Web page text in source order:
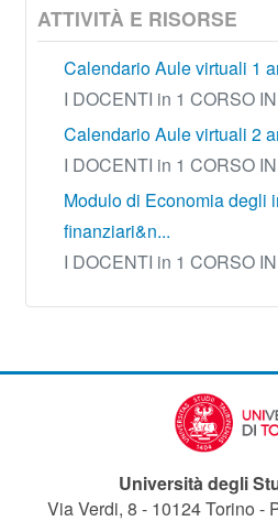
ATTIVITÀ E RISORSE
Calendario Aule virtuali 1
I DOCENTI in 1 CORSO
Calendario Aule virtuali 2
I DOCENTI in 1 CORSO
Modulo di Economia degli
finanziari&n...
I DOCENTI in 1 CORSO
Università degli
Via Verdi, 8 - 10124 Torino -